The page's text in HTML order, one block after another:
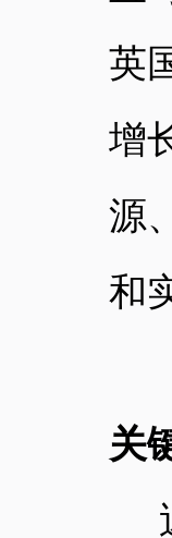
英
增
源
和
关